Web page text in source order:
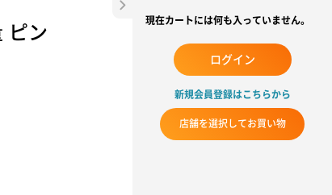
ピン
現在カートには何も入っていません。
ログイン
新規会員登録はこちらから
店舗を選択してお買い物